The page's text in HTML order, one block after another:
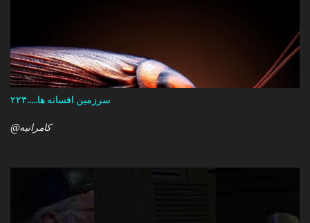
سرزمین افسانه ها.....۲۲۳
@کامرانیه